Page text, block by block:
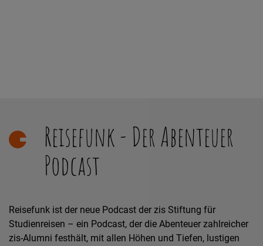
Reisefunk - Der Abenteuer
Podcast
Reisefunk ist der neue Podcast der zis Stiftung für
Studienreisen – ein Podcast, der die Abenteuer zahlreicher
zis-Alumni festhält, mit allen Höhen und Tiefen, lustigen